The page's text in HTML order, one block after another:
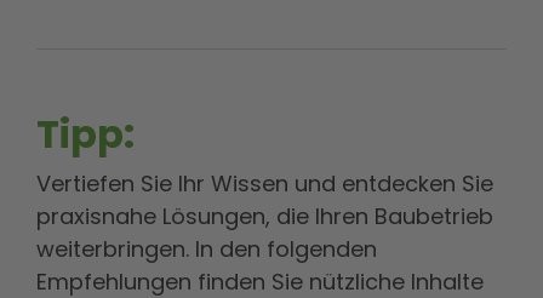
Tipp:
Vertiefen Sie Ihr Wissen und entdecken Sie
praxisnahe Lösungen, die Ihren Baubetrieb
weiterbringen. In den folgenden
Empfehlungen finden Sie nützliche Inhalte